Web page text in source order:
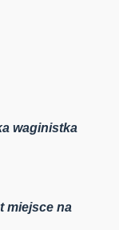
waginistka
miejsce na